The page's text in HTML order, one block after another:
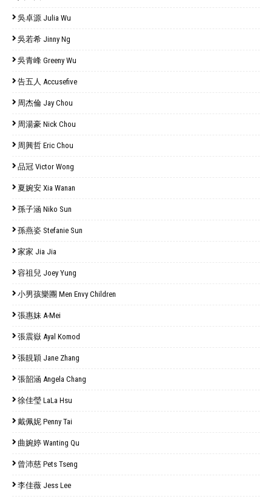
吳卓源 Julia Wu
吳若希 Jinny Ng
吳青峰 Greeny Wu
告五人 Accusefive
周杰倫 Jay Chou
周湯豪 Nick Chou
周興哲 Eric Chou
品冠 Victor Wong
夏婉安 Xia Wanan
孫子涵 Niko Sun
孫燕姿 Stefanie Sun
家家 Jia Jia
容祖兒 Joey Yung
小男孩樂團 Men Envy Children
張惠妹 A-Mei
張震嶽 Ayal Komod
張靚穎 Jane Zhang
張韶涵 Angela Chang
徐佳瑩 LaLa Hsu
戴佩妮 Penny Tai
曲婉婷 Wanting Qu
曾沛慈 Pets Tseng
李佳薇 Jess Lee